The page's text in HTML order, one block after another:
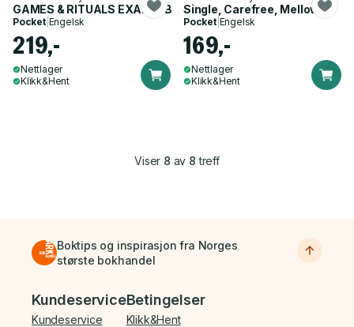
GAMES & RITUALS EXAIIE PB
Pocket| Engelsk
219,-
Nettlager
Klikk&Hent
Single, Carefree, Mellow
Pocket| Engelsk
169,-
Nettlager
Klikk&Hent
Viser 8 av 8 treff
Boktips og inspirasjon fra Norges
største bokhandel
Bunnmeny
Kundeservice
Kundeservice
Betingelser
Klikk&Hent